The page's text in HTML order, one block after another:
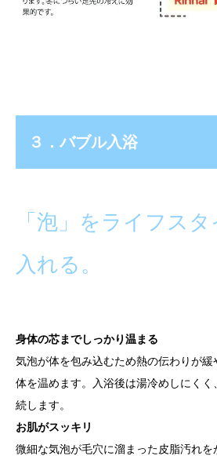
３．バブル入浴
「泡」をライフス
入れる。
身体の芯までしっかり温まる
気泡が体を包み込むため熱の伝わりが緩
体を温めます。入浴後は湯冷めしにく
続します。
お肌がスッキリ
微細な気泡が毛穴に溜まった皮脂汚れを